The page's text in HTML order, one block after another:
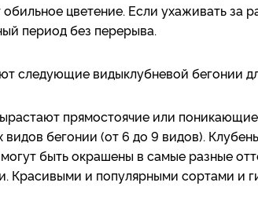
цветение. Если ухаживать за
период без перерыва.
следующие видыклубневой бегонии
прямостоячие или
бегонии (от 6 до 9 видов).
быть окрашены в самые разные
Красивыми и популярными сортами и